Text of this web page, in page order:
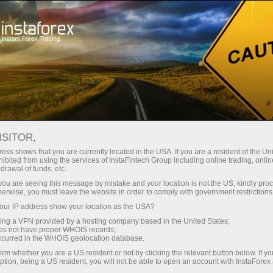
Mengenai InstaForex Berita Syarikat
Berita InstaForex
Apakah anda ingin tahu tentang semua semasa
acara, pertandingan dan perubahan dalam
InstaForex jadual perdagangan? Kemudian selamat
datang ke Berita halaman, di mana tentang bahan-
bahan yang paling penting, berguna dan menarik
shows that you are currently located in the USA. If you are a resident of the
from using the services of InstaFintech Group including online trading,
of funds, etc.
are seeing this message by mistake and your location is not the US, kindly
you must leave the website in order to comply with government
IP address show your location as the USA?
a VPN provided by a hosting company based in the United States;
not have proper WHOIS records;
in the WHOIS geolocation database.
whether you are a US resident or not by clicking the relevant button below. If
being a US resident, you will not be able to open an account with InstaForex